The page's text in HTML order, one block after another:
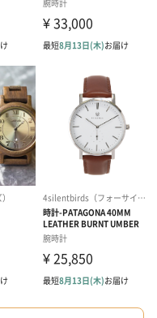
高さ75mm